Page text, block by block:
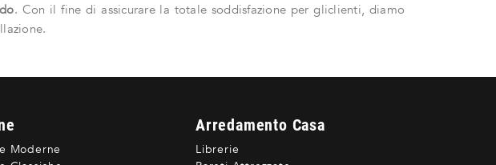
. Con il fine di assicurare la totale soddisfazione per gliclienti, diamo
Moderne
Arredamento Casa
Librerie